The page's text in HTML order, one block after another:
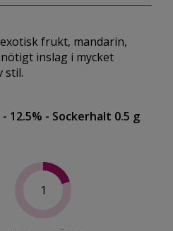
frukt, mandarin,
inslag i mycket
stil.
- 12.5% - Sockerhalt 0.5 g
1